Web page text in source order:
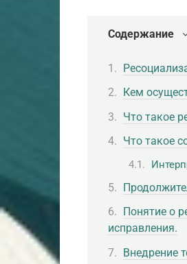
Содержание
Кем
Что такое
Что такое
Понятие о
исправления.
Внедрение